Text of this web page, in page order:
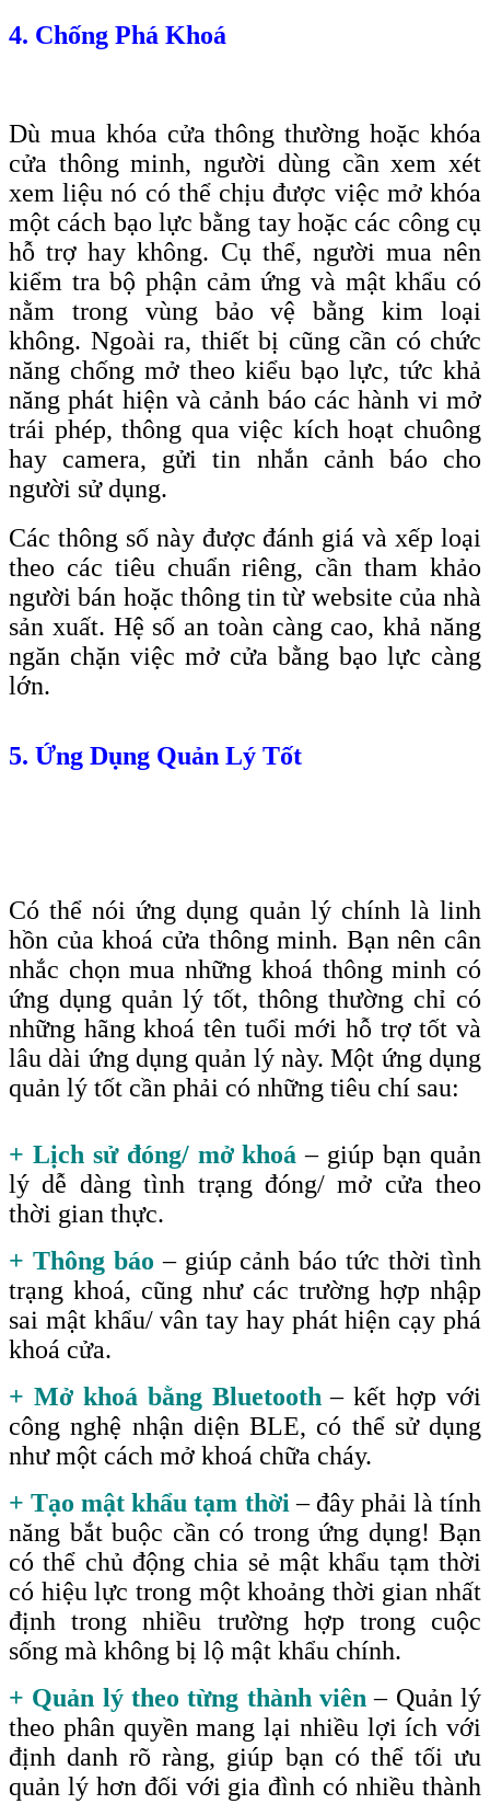
4. Chống Phá Khoá
Dù mua khóa cửa thông thường hoặc khóa
cửa thông minh, người dùng cần xem xét
xem liệu nó có thể chịu được việc mở khóa
một cách bạo lực bằng tay hoặc các công cụ
hỗ trợ hay không. Cụ thể, người mua nên
kiểm tra bộ phận cảm ứng và mật khẩu có
nằm trong vùng bảo vệ bằng kim loại
không. Ngoài ra, thiết bị cũng cần có chức
năng chống mở theo kiểu bạo lực, tức khả
năng phát hiện và cảnh báo các hành vi mở
trái phép, thông qua việc kích hoạt chuông
hay camera, gửi tin nhắn cảnh báo cho
người sử dụng.
Các thông số này được đánh giá và xếp loại
theo các tiêu chuẩn riêng, cần tham khảo
người bán hoặc thông tin từ website của nhà
sản xuất. Hệ số an toàn càng cao, khả năng
ngăn chặn việc mở cửa bằng bạo lực càng
lớn.
5. Ứng Dụng Quản Lý Tốt
Có thể nói ứng dụng quản lý chính là linh
hồn của khoá cửa thông minh. Bạn nên cân
nhắc chọn mua những khoá thông minh có
ứng dụng quản lý tốt, thông thường chỉ có
những hãng khoá tên tuổi mới hỗ trợ tốt và
lâu dài ứng dụng quản lý này. Một ứng dụng
quản lý tốt cần phải có những tiêu chí sau:
+ Lịch sử đóng/ mở khoá – giúp bạn quản
lý dễ dàng tình trạng đóng/ mở cửa theo
thời gian thực.
+ Thông báo – giúp cảnh báo tức thời tình
trạng khoá, cũng như các trường hợp nhập
sai mật khẩu/ vân tay hay phát hiện cạy phá
khoá cửa.
+ Mở khoá bằng Bluetooth – kết hợp với
công nghệ nhận diện BLE, có thể sử dụng
như một cách mở khoá chữa cháy.
+ Tạo mật khẩu tạm thời – đây phải là tính
năng bắt buộc cần có trong ứng dụng! Bạn
có thể chủ động chia sẻ mật khẩu tạm thời
có hiệu lực trong một khoảng thời gian nhất
định trong nhiều trường hợp trong cuộc
sống mà không bị lộ mật khẩu chính.
+ Quản lý theo từng thành viên – Quản lý
theo phân quyền mang lại nhiều lợi ích với
định danh rõ ràng, giúp bạn có thể tối ưu
quản lý hơn đối với gia đình có nhiều thành